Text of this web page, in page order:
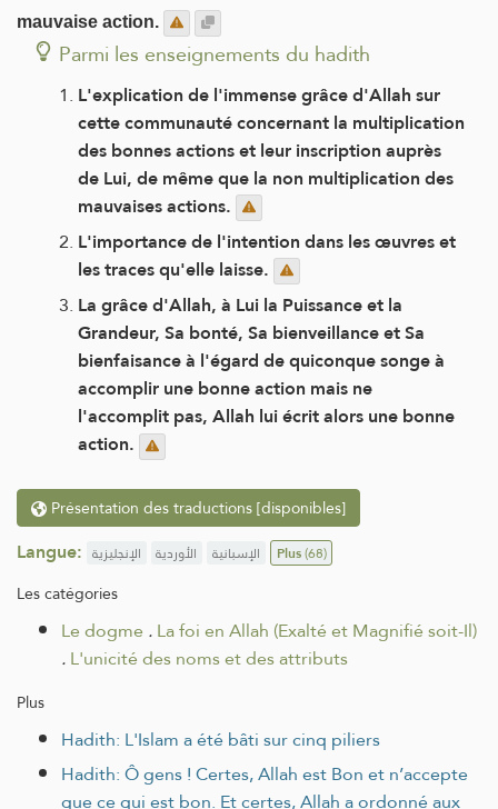
mauvaise action.
Parmi les enseignements du hadith
L'explication de l'immense grâce d'Allah sur
cette communauté concernant la multiplication
des bonnes actions et leur inscription auprès
de Lui, de même que la non multiplication des
mauvaises actions.
L'importance de l'intention dans les œuvres et
les traces qu'elle laisse.
La grâce d'Allah, à Lui la Puissance et la
Grandeur, Sa bonté, Sa bienveillance et Sa
bienfaisance à l'égard de quiconque songe à
accomplir une bonne action mais ne
l'accomplit pas, Allah lui écrit alors une bonne
action.
Présentation des traductions [disponibles]
Langue: الإنجليزية الأوردية الإسبانية Plus(68)
Les catégories
Le dogme .La foi en Allah (Exalté et Magnifié soit-Il)
.L'unicité des noms et des attributs
Plus
Hadith: L'Islam a été bâti sur cinq piliers
Hadith: Ô gens ! Certes, Allah est Bon et n’accepte
que ce qui est bon. Et certes, Allah a ordonné aux